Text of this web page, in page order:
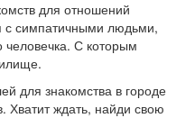
для отношений
с симпатичными людьми,
С которым
для знакомства в городе
Хватит ждать, найди свою